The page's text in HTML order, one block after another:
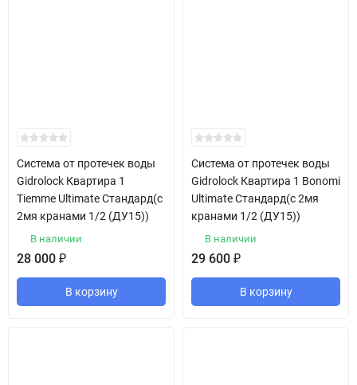
Система от протечек воды
Gidrolock Квартира 1
Tiemme Ultimate Стандард(с
2мя кранами 1/2 (ДУ15))
В наличии
28 000 ₽
В корзину
Система от протечек воды
Gidrolock Квартира 1 Bonomi
Ultimate Стандард(с 2мя
кранами 1/2 (ДУ15))
В наличии
29 600 ₽
В корзину